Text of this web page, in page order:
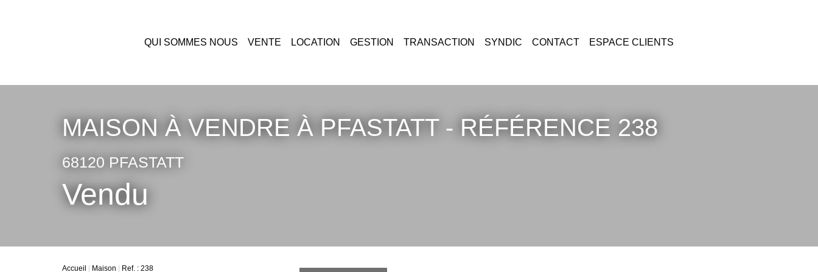
QUI SOMMES NOUS VENTE LOCATION GESTION TRANSACTION SYNDIC CONTACT ESPACE CLIENTS
MAISON À VENDRE À PFASTATT - RÉFÉRENCE 238
68120 PFASTATT
Vendu
Accueil Maison Ref. : 238